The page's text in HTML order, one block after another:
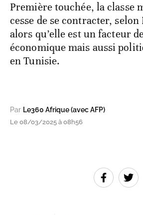
Première touchée, la classe
cesse de se contracter,
alors qu’elle est un facteur
économique mais aussi
en Tunisie.
Par Le360 Afrique (avec AFP)
Le 08/03/2025 à 08h56